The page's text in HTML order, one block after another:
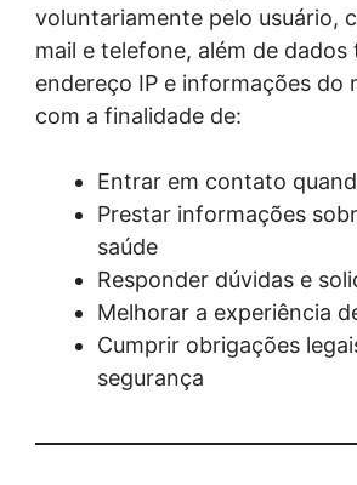
voluntariamente pelo usuário,
mail e telefone, além de
endereço IP e informações do
com a finalidade de:
Entrar em contato
Prestar informações
saúde
Responder dúvidas e
Melhorar a experiência
Cumprir obrigações
segurança